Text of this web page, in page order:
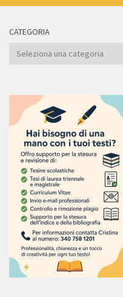
CATEGORIA
Categoria